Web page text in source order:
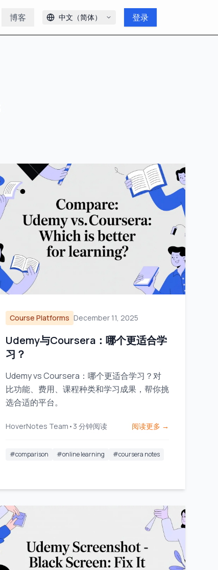
博客 中文（简体） 登录
Course Platforms December 11, 2025
Udemy与Coursera：哪个更适合学
习？
Udemy vs Coursera：哪个更适合学习？对
比功能、费用、课程种类和学习成果，帮你挑
选合适的平台。
HoverNotes Team • 3 分钟阅读 阅读更多 →
#comparison #online learning #coursera notes